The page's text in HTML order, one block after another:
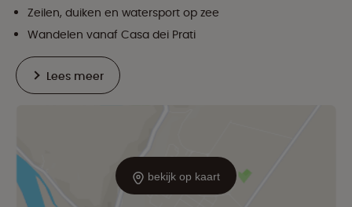
bekijk op kaart
Zeilen, duiken en watersport op zee
Wandelen vanaf Casa dei Prati
Lees meer